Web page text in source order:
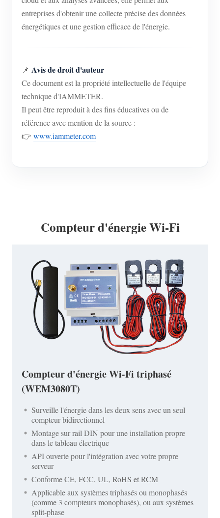
entreprises d'obtenir une collecte précise des données
énergétiques et une gestion efficace de l'énergie.
📌 Avis de droit d'auteur
Ce document est la propriété intellectuelle de l'équipe
technique d'IAMMETER.
Il peut être reproduit à des fins éducatives ou de
référence avec mention de la source :
👉 www.iammeter.com
Compteur d'énergie Wi-Fi
Compteur d'énergie Wi-Fi triphasé
(WEM3080T)
Surveille l'énergie dans les deux sens avec un seul
compteur bidirectionnel
Montage sur rail DIN pour une installation propre
dans le tableau électrique
API ouverte pour l'intégration avec votre propre
serveur
Conforme CE, FCC, UL, RoHS et RCM
Applicable aux systèmes triphasés ou monophasés
(comme 3 compteurs monophasés), ou aux systèmes
split-phase